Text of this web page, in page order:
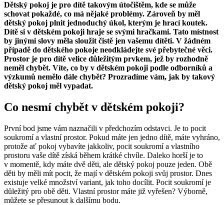
Dětský pokoj je pro dítě takovým útočištěm, kde se může
schovat pokaždé, co má nějaké problémy. Zároveň by měl
dětský pokoj plnit jednoduchý úkol, kterým je hrací koutek.
Dítě si v dětském pokoji hraje se svými hračkami. Tato místnost
by jinými slovy měla sloužit čistě jen vašemu dítěti. V žádném
případě do dětského pokoje neodkládejte své přebytečné věci.
Prostor je pro dítě velice důležitým prvkem, jež by rozhodně
neměl chybět. Víte, co by v dětském pokoji podle odborníků a
výzkumů nemělo dále chybět? Prozradíme vám, jak by takový
dětský pokoj měl vypadat.
Co nesmí chybět v dětském pokoji?
První bod jsme vám naznačili v předchozím odstavci. Je to pocit
soukromí a vlastní prostor. Pokud máte jen jedno dítě, máte vyhráno,
protože ať pokoj vybavíte jakkoliv, pocit soukromí a vlastního
prostoru vaše dítě získá během krátké chvíle. Daleko horší je to
v momentě, kdy máte dvě děti, ale dětský pokoj pouze jeden. Obě
děti by měli mít pocit, že mají v dětském pokoji svůj prostor. Dnes
existuje velké množství variant, jak toho docílit. Pocit soukromí je
důležitý pro obě děti. Vlastní prostor máte již vyřešen? Výborně,
můžete se přesunout k dalšímu bodu.